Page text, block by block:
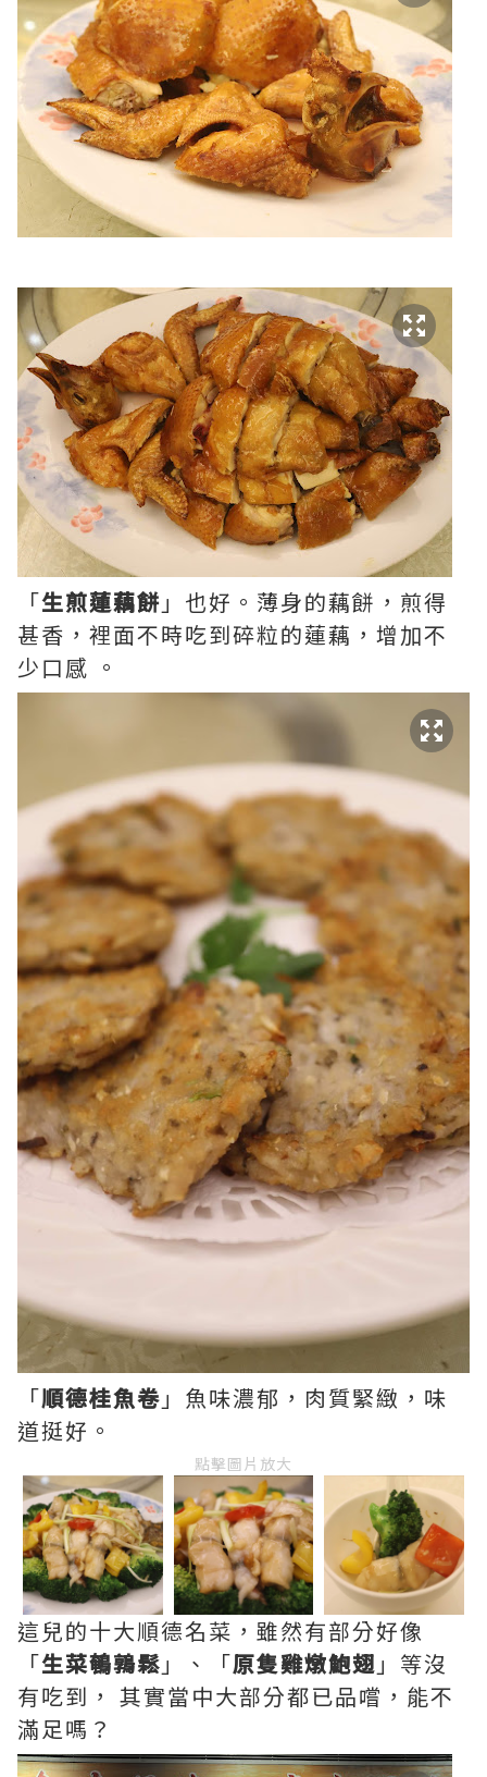
「生煎蓮藕餅 」也好。薄身的藕餅，煎得
甚香，裡面不時吃到碎粒的蓮藕，增加不
少口感 。
「順德桂魚卷 」魚味濃郁，肉質緊緻，味
道挺好。
點擊圖片放大
這兒的十大順德名菜，雖然有部分好像
「生菜鵪鶉鬆 」、「原隻雞燉鮑翅 」等沒
有吃到， 其實當中大部分都已品嚐，能不
滿足嗎？